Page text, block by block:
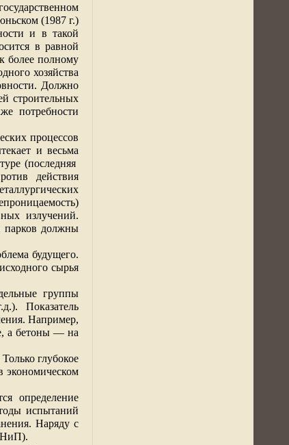
(1987 г.)
и в такой
в равной
более полному
хозяйства
Должно
строительных
потребности
процессов
и весьма
(последняя
действия
излучений.
парков должны
будущего.
сырья
группы
Показатель
Например,
а бетоны — на
глубокое
экономическом
определение
испытаний
Наряду с